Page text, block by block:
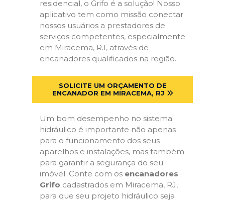
residencial, o Grifo é a solução! Nosso
aplicativo tem como missão conectar
nossos usuários a prestadores de
serviços competentes, especialmente
em Miracema, RJ, através de
encanadores qualificados na região.
SOLICITE UM ORÇAMENTO DE
ENCANADOR EM MIRACEMA, RJ
Um bom desempenho no sistema
hidráulico é importante não apenas
para o funcionamento dos seus
aparelhos e instalações, mas também
para garantir a segurança do seu
imóvel. Conte com os encanadores
Grifo cadastrados em Miracema, RJ,
para que seu projeto hidráulico seja